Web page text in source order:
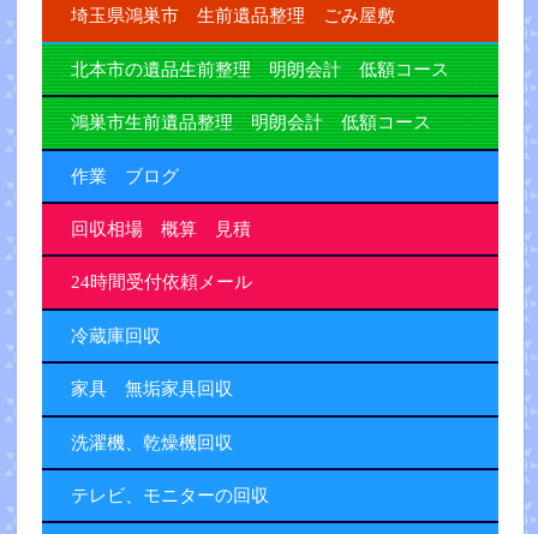
埼玉県鴻巣市 生前遺品整理 ごみ屋敷
北本市の遺品生前整理 明朗会計 低額コース
鴻巣市生前遺品整理 明朗会計 低額コース
作業 ブログ
回収相場 概算 見積
24時間受付依頼メール
冷蔵庫回収
家具 無垢家具回収
洗濯機、乾燥機回収
テレビ、モニターの回収